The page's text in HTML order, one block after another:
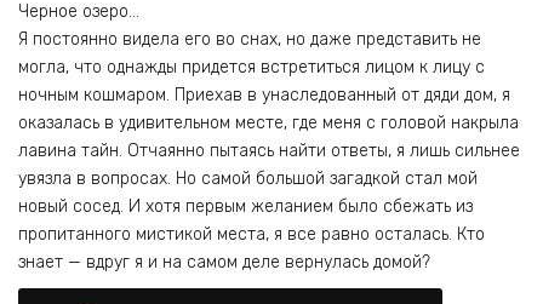
Черное озеро…
Я постоянно видела его во снах, но даже представить не
могла, что однажды придется встретиться лицом к лицу с
ночным кошмаром. Приехав в унаследованный от дяди дом, я
оказалась в удивительном месте, где меня с головой накрыла
лавина тайн. Отчаянно пытаясь найти ответы, я лишь сильнее
увязла в вопросах. Но самой большой загадкой стал мой
новый сосед. И хотя первым желанием было сбежать из
пропитанного мистикой места, я все равно осталась. Кто
знает — вдруг я и на самом деле вернулась домой?